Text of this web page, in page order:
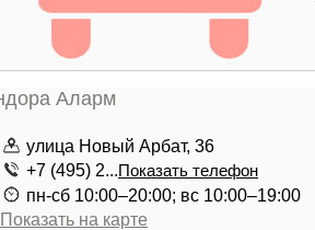
улица Новый Арбат, 36
+7 (495) 2...Показать телефон
пн-сб 10:00–20:00; вс 10:00–19:00
Показать на карте